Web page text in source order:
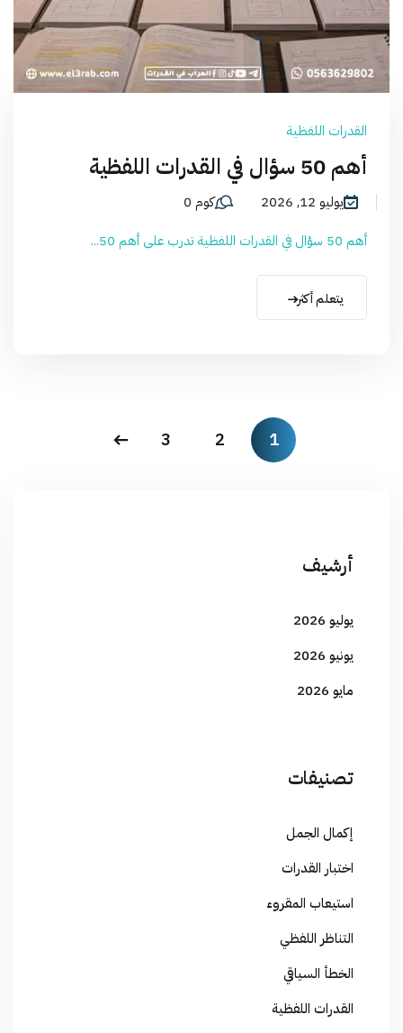
القدرات اللفظية
أهم 50 سؤال في القدرات اللفظية
يوليو 12, 2026
كوم 0
أهم 50 سؤال في القدرات اللفظية تدرب على أهم 50...
يتعلم أكثر
1
2
3
أرشيف
يوليو 2026
يونيو 2026
مايو 2026
تصنيفات
إكمال الجمل
اختبار القدرات
استيعاب المقروء
التناظر اللفظي
الخطأ السياقي
القدرات اللفظية